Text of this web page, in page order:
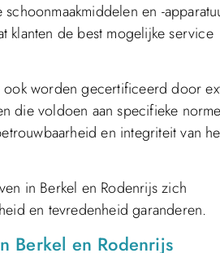
en -
klanten de best mogelijke service
ook worden gecertificeerd door
die voldoen aan specifieke
en integriteit van
in Berkel en Rodenrijs zich
en tevredenheid garanderen.
Berkel en Rodenrijs